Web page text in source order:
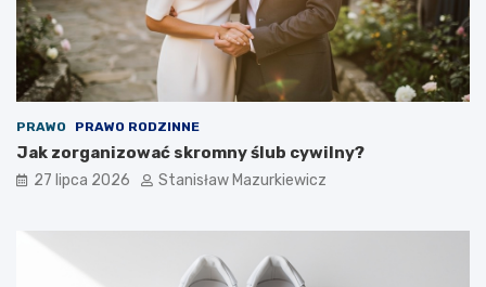
PRAWO PRAWO RODZINNE
Jak zorganizować skromny ślub cywilny?
27 lipca 2026 Stanisław Mazurkiewicz